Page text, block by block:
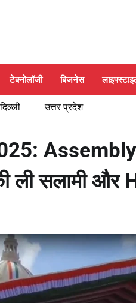
टेक्नोलॉजी बिजनेस
दिल्ली उत्तर प्रदेश
ली सलामी और